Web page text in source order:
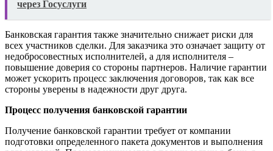
через Госуслуги
Банковская гарантия также значительно снижает риски для
всех участников сделки. Для заказчика это означает защиту от
недобросовестных исполнителей, а для исполнителя –
повышение доверия со стороны партнеров. Наличие гарантии
может ускорить процесс заключения договоров, так как все
стороны уверены в надежности друг друга.
Процесс получения банковской гарантии
Получение банковской гарантии требует от компании
подготовки определенного пакета документов и выполнения